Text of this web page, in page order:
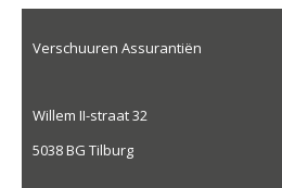
Verschuuren Assurantiën
Willem II-straat 32
5038 BG Tilburg